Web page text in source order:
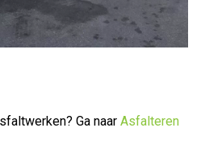
Ga naar Asfalteren